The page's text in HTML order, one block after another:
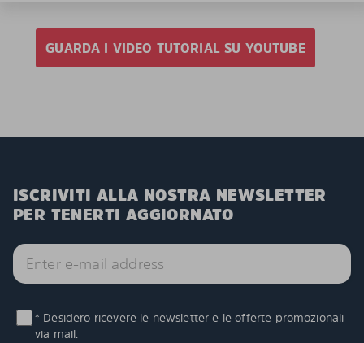
GUARDA I VIDEO TUTORIAL SU YOUTUBE
ISCRIVITI ALLA NOSTRA NEWSLETTER
PER TENERTI AGGIORNATO
* Desidero ricevere le newsletter e le offerte promozionali
via mail.